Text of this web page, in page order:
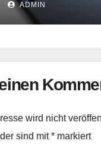
ADMIN
wird nicht
sind mit* markiert